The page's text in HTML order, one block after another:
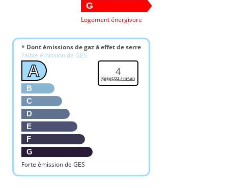
G
Logement énergivore
* Dont émissions de gaz à effet de serre
Faible émission de GES
A
B
C
D
E
F
G
Forte émission de GES
4
KgéqCO2 / m².an